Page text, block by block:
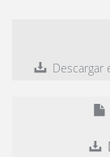
Descargar